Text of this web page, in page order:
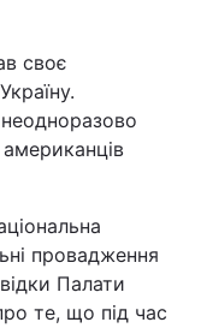
своє
провадження
Палати
те, що під час